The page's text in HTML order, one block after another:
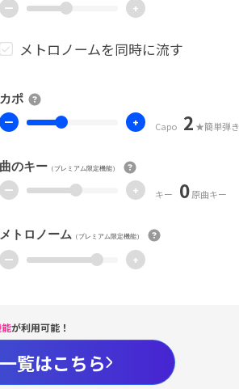
ー +
メトロノームを同時に流す
カポ
ー + Capo 2 ★簡単弾き
曲のキー （プレミアム限定機能）
ー + キー 0原曲キー
メトロノーム （プレミアム限定機能）
ー +
が利用可能！
覧はこちら